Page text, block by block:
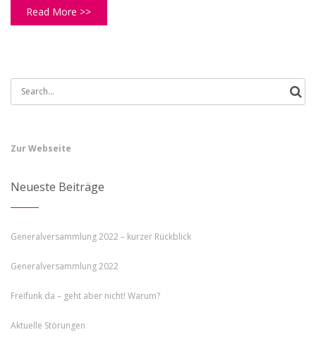
Read More >>
Search
for:
Zur Webseite
Neueste Beiträge
Generalversammlung 2022 – kurzer Rückblick
Generalversammlung 2022
Freifunk da – geht aber nicht! Warum?
Aktuelle Störungen